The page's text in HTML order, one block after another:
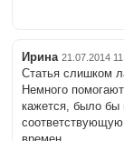
Ирина 21.07.2014
Статья слишком
Немного
кажется, было бы
соответствующую